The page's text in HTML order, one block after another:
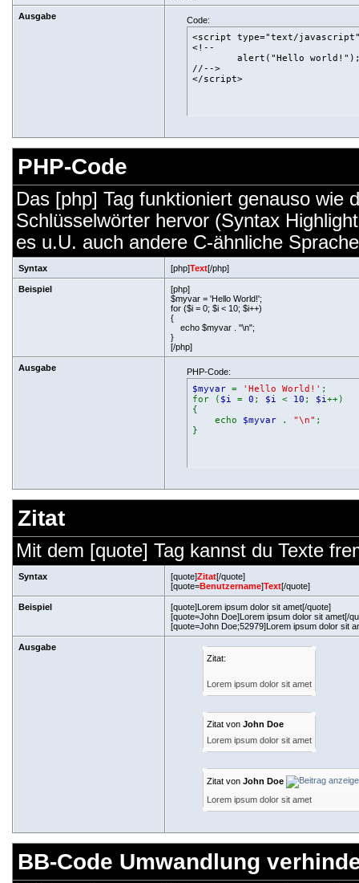
Ausgabe Code:
<script type="text/
<!--
//-->
</script>
PHP-Code
Das [php] Tag funktioniert genauso wie
Schlüsselwörter hervor (Syntax
es u.U. auch andere C-ähnliche
Syntax [php]Text[/php]
Beispiel
[php]
$myvar = 'Hello World!';
for ($i = 0; $i < 10; $i++)
{
echo $myvar . "\n";
}
[/php]
Ausgabe PHP-Code:
$myvar = 'Hello World!' ;
for ( $i = 0 ; $i < 10 ; $i++)
{
echo $myvar . "\n" ;
}
Zitat
Mit dem [quote] Tag kannst du Texte
Syntax [quote]Zitat[/quote]
[quote=Benutzername]Text[/quote]
Beispiel
[quote]Lorem ipsum dolor sit amet[/quote]
[quote=John Doe]Lorem ipsum dolor sit amet[/
[quote=John Doe;52979]Lorem ipsum dolor sit
Ausgabe
Zitat:
Lorem ipsum dolor sit amet
Zitat von John Doe
Lorem ipsum dolor sit amet
Zitat von John Doe
Lorem ipsum dolor sit amet
BB-Code Umwandlung